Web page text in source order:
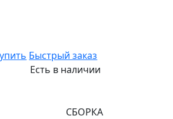
Быстрый заказ
Есть в наличии
СБОРКА